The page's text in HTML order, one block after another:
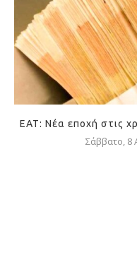
ΕΑΤ: Νέα εποχή στις
Σάββατο, 8